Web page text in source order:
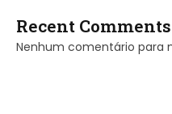
Recent Comments
Nenhum comentário para